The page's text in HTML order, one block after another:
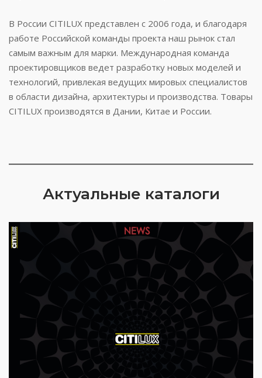
В России CITILUX представлен с 2006 года, и благодаря
работе Российской команды проекта наш рынок стал
самым важным для марки. Международная команда
проектировщиков ведет разработку новых моделей и
технологий, привлекая ведущих мировых специалистов
в области дизайна, архитектуры и производства. Товары
CITILUX производятся в Дании, Китае и России.
Актуальные каталоги